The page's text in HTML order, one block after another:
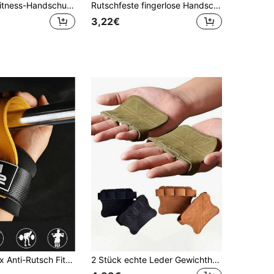
Rutschfeste Fitness-Handschuhe mit halben Fingern und Klettverschluss, leichte fingerlose atmungsaktive Gewichtheber-Handschuhe für Damen und Herren, Gym-Handschuhe für Outdoor, Jagd, Klettern, Wandern, Fahrrad, Hanteltraining, Sportausrüstung, unverzichtbares Gym-Zubehör Rutschfeste fingerlose Handschuhe mit vollständigem Handflächenschutz, atmungsaktive Fitnesshandschuhe für Männer und Frauen, halbfingerige Fahrradhandschuhe, Trainingshandschuhe für Gewichtheben, Fitness, Klimmzüge, Fitnessgeräte, Fahrradzubehör, Outdoor-Sportausrüstung
3,22€
2 Stück Unisex Anti-Rutsch Fitness Handschuhe, Handgelenk- und Handflächen-Stützhandschuhe, geeignet für hochintensives Gewichtheben, Klimmzüge, Handflächenschutz Stangen Anti-Rutsch Handgelenkband, Bankdrücken, Klimmzüge, geeignet für Sport, Fitnessstudio, Heimtraining, Damen Fitness Handschuhe, Boxhandschuhe, Fitness Handschuhe, Herren Fitness Handschuhe
2 Stück echte Leder Gewichthebe-Handschuhe, Handflächen-Schutz, unisex, geeignet für Fitness, Gymnastik, Griffstärke, Klimmzüge, Gewichtstraining. Bitte beachten Sie die Größe und Abmessungen vor dem Kauf.